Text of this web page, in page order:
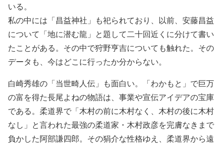
いる。
私の中には「昌益神社」も祀られており、以前、安藤昌益
について「地に潜む龍」と題して二十回近くに分けて書い
たことがある。その中で狩野亨吉についても触れた。その
データも、今はどこに行ったか分からない。
白崎秀雄の「当世畸人伝」も面白い。「わかもと」で巨万
の富を得た長尾よねの物語は、事業や宣伝アイデアの宝庫
である。柔道界で「木村の前に木村なく、木村の後に木村
なし」と言われた最強の柔道家・木村政彦を完膚なきまで
負かした阿部謙四郎。その狷介な性格ゆえ、柔道界から遠